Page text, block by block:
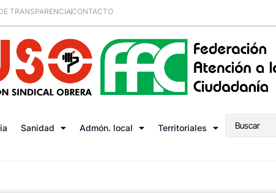
TRANSPARENCIACONTACTO
Sanidad Admón. local Territoriales